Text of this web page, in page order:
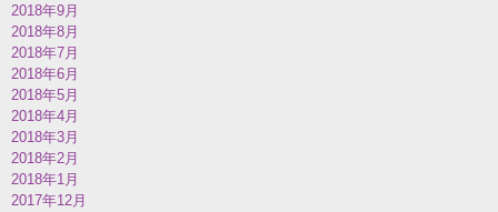
2018年9月
2018年8月
2018年7月
2018年6月
2018年5月
2018年4月
2018年3月
2018年2月
2018年1月
2017年12月